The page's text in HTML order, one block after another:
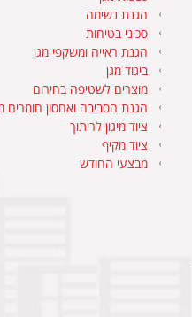
הגנת נשימה
סכיני בטיחות
הגנת ראייה ומשקפי מגן
ביגוד מגן
מוצרים לשטיפה בחירום
הגנת הסביבה ואחסון חומרים
ציוד מיגון לריתוך
ציוד מקיף
מבצעי החודש